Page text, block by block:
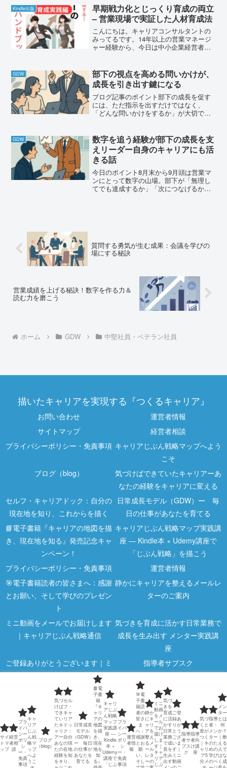
に携わってきました。新規事業や２つの
営業部門でマネジメ...
Kindle出版
早期戦力化とじっくり育成の両立
– 営業現場で実証した人材育成法
こんにちは。キャリアコンサルタントの
みってるです。14年以上の営業マネージ
ャー経験から、今日は中小企業経営者の
で感じた課題営業マネージャーとして最
も悩んでいたのは、「早...
GDW
部下の視点を高める問いかけが、
成長を引き出す鍵になる
ブログ記事のポイント部下の成長を促す
には、ただ指示を出すだけではなく、
「どんな問いかけをするか」が大切で
に、「問題点と課題の違いをどう認識し
てもらうか」「自分ごととして動...
GDW
数字を追う経験が部下の成長を支
えリーダー自身のキャリアにも活
きる話
今日のポイント8月末から9月頭は営業マ
ンにとって数字の山場。部下が「無理し
てでも達成するか」「次につなげるか」
質問する勇気が生む成果：会議を学びの
場にする秘訣
営業成績を上げる秘訣！数字を作る力＆
読む力を磨こう
ホーム GDW 中堅社員・ベテラン社員
描いたキャリアを実現する『つくるキャリア』
お問い合わせ
運営者情報
サイトマップ
経営者相談
プライバシーポリシー・免責事項 キャリアじぶん戦略マップへよう
こそ
ブログ（blog）
気づけばできていたキャリアーあ
なたの経験をキャリアに変える
セルフ・キャリアドック：自分の
現在地を知り、これからを描く
日常成長モデル（GDW）ー 毎
日の仕事があなたを育てる
📘電子書籍『キャリアの地図を描
き、現在地を知る』発売記念キャ
ンペーン！
キャリアじぶん戦略マップ実践講
座 ― Kindle本 × Udemy講座で
「じぶん戦略」を描こう
プライバシーポリシー・免責事項
運営者情報
🎯電子書籍読者の皆さまへ：感謝
とお願い、そして学びのプレゼン
ト
静かにキャリアを整えるメールレ
ターのご案内
ミニ動画をメールでお届けします
｜キャリアじぶん戦略通信
気づきを育成に活かす日常業務で
成長を生み出す メンター実践講
座
ご登録ありがとうございます｜ミ
ニ動画のご案内
指導者サブスク
指導者向け講座
気づくと差がつく｜キャリア5分
メモ
指導者・メンターのための学びの
ページ
メンターとは何か？｜教える人で
はなく成長を支える人
日常業務で若手は育つ｜メンター
のための若手育成方法
指導者も成長し続ける｜日常業務
で人を育てる力を磨くために
サイ
トマ
ップ
経営
者相
談
プラ
イバ
シー
ポリ
シ
ー・
免責
事項
キャ
リア
じぶ
ん戦
略マ
ップ
へよ
うこ
ブログ
（blog）
気づ
けば
でき
てい
たキ
ャリ
アー
あな
たの
経験
をキ
セル
フ・
キャ
リア
ドッ
ク：
自分
の現
在地
を知
り、
日常成長
モデル
（GDW）
ー 毎日
の仕事が
あなたを
育てる
📘電
子書
籍
『キ
ャリ
アの
地図
を描
き、
現在
地を
知
る』
キャリ
アじぶ
ん戦略
マップ
実践講
座 ―
Kindle
本 ×
Udemy
講座で
「じぶ
プラ
イバ
シー
ポリ
シ
ー・
免責
事項
運営
者情
報
🎯電
子書
籍読
者の
皆さ
ま
へ：
感謝
とお
願
い、
そし
静か
にキ
ャリ
アを
整え
るメ
ール
レタ
ーの
ミニ
動画
をメ
ール
でお
届け
しま
す｜
キャ
リア
じぶ
気づ
きを
育成
に活
かす
日常
業務
で成
長を
生み
出す
ご登
録あ
りが
とう
ござ
いま
す｜
ミニ
動画
指導
者サ
ブス
ク
指導
者向
け講
座
気づ
くと
差が
つく
｜キ
ャリ
ア5
分メ
指導
者・
メン
ター
のた
めの
学び
のペ
メン
ター
とは
何
か？
｜教
える
人で
はな
く成